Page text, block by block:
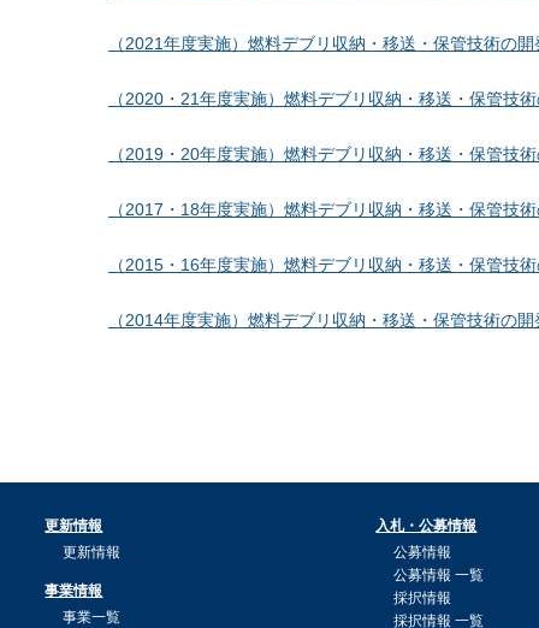
（2021年度実施）燃料デブリ収納・移送・保管技術の
（2020・21年度実施）燃料デブリ収納・移送・保管技
（2019・20年度実施）燃料デブリ収納・移送・保管技
（2017・18年度実施）燃料デブリ収納・移送・保管技
（2015・16年度実施）燃料デブリ収納・移送・保管技
（2014年度実施）燃料デブリ収納・移送・保管技術の開
更新情報
更新情報
事業情報
事業一覧
入札・公募情報
公募情報
公募情報 一覧
採択情報
採択情報 一覧